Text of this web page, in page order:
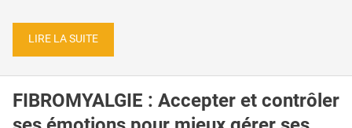
LIRE LA SUITE
FIBROMYALGIE : Accepter et contrôler